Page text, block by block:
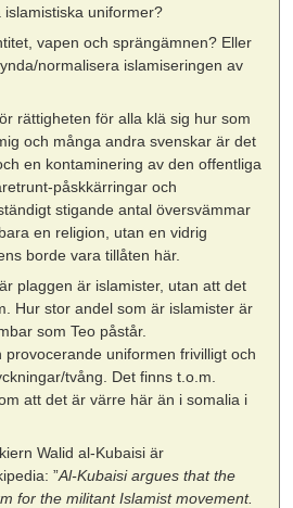
uniformer?
vapen och sprängämnen? Eller
normalisera islamiseringen av
rättigheten för alla klä sig hur som
och många andra svenskar är det
en kontaminering av den offentliga
påskkärringar och
stigande antal översvämmar
en religion, utan en vidrig
borde vara tillåten här.
plaggen är islamister, utan att det
Hur stor andel som är islamister är
som Teo påstår.
provocerande uniformen frivilligt och
tvång. Det finns t.o.m.
att det är värre här än i somalia i
Walid al-Kubaisi är
”Al-Kubaisi argues that the
for the militant Islamist movement.